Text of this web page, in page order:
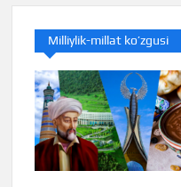
Milliylik-millat ko’zgusi